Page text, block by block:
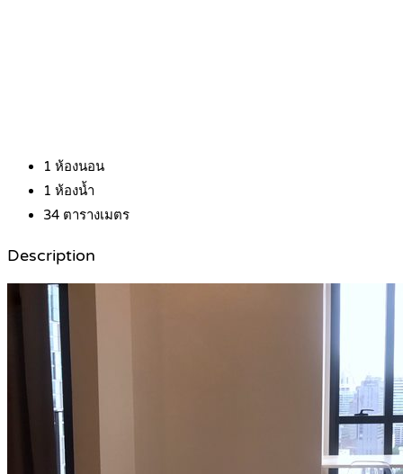
1 ห้องนอน
1 ห้องน้ำ
34 ตารางเมตร
Description